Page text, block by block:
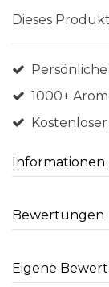
Dieses
1000+
Informationen
Bewertungen
Eigene